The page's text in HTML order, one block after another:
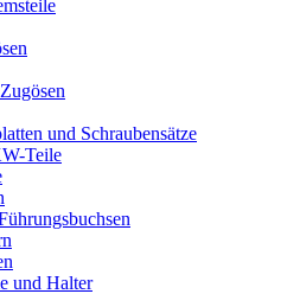
und Schraubensätze
Teile
und Halter